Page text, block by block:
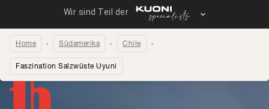
Home Südamerika Chile
Faszination Salzwüste Uyuni